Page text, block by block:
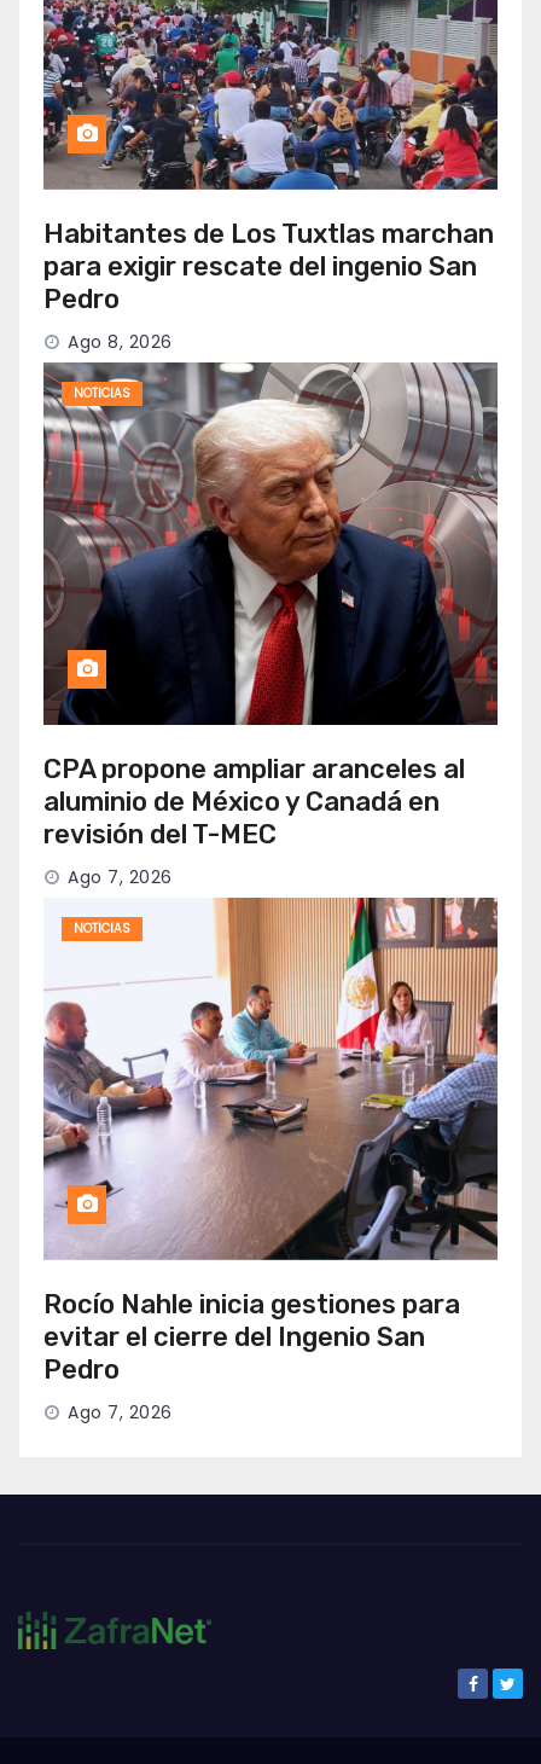
Habitantes de Los Tuxtlas marchan
para exigir rescate del ingenio San
Pedro
Ago 8, 2026
NOTICIAS
CPA propone ampliar aranceles al
aluminio de México y Canadá en
revisión del T-MEC
Ago 7, 2026
NOTICIAS
Rocío Nahle inicia gestiones para
evitar el cierre del Ingenio San
Pedro
Ago 7, 2026